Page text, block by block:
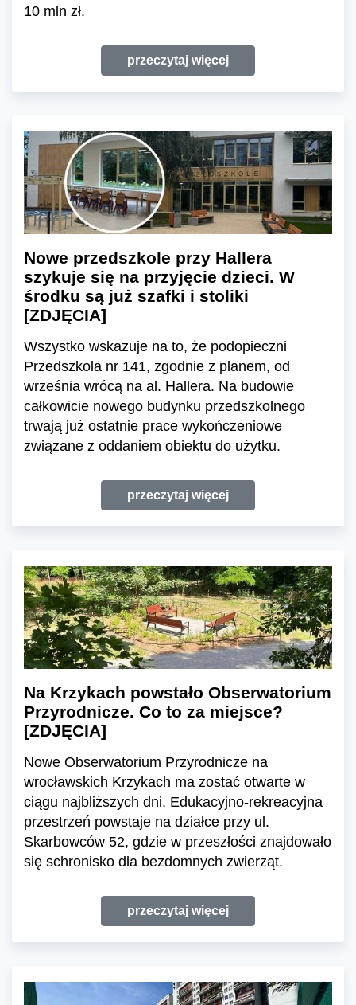
10 mln zł.
przeczytaj więcej
Nowe przedszkole przy Hallera
szykuje się na przyjęcie dzieci. W
środku są już szafki i stoliki
[ZDJĘCIA]
Wszystko wskazuje na to, że podopieczni
Przedszkola nr 141, zgodnie z planem, od
września wrócą na al. Hallera. Na budowie
całkowicie nowego budynku przedszkolnego
trwają już ostatnie prace wykończeniowe
związane z oddaniem obiektu do użytku.
przeczytaj więcej
Na Krzykach powstało Obserwatorium
Przyrodnicze. Co to za miejsce?
[ZDJĘCIA]
Nowe Obserwatorium Przyrodnicze na
wrocławskich Krzykach ma zostać otwarte w
ciągu najbliższych dni. Edukacyjno-rekreacyjna
przestrzeń powstaje na działce przy ul.
Skarbowców 52, gdzie w przeszłości znajdowało
się schronisko dla bezdomnych zwierząt.
przeczytaj więcej